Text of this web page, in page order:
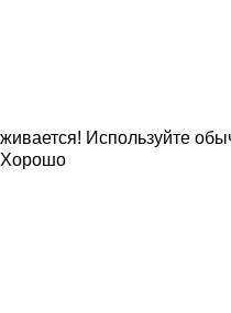
Используйте
Хорошо